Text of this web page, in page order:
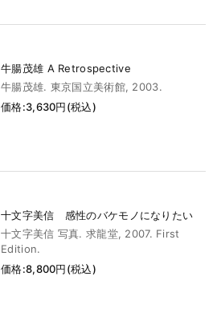
牛腸茂雄 A Retrospective
牛腸茂雄. 東京国立美術館, 2003.
価格:3,630円(税込)
十文字美信 感性のバケモノになりたい
十文字美信 写真. 求龍堂, 2007. First
Edition.
価格:8,800円(税込)